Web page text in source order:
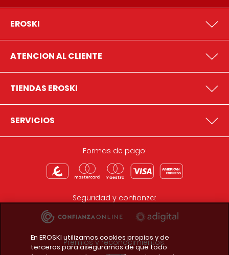
EROSKI
ATENCION AL CLIENTE
TIENDAS EROSKI
SERVICIOS
Formas de pago:
Seguridad y confianza:
Premios y reconocimientos:
En EROSKI utilizamos cookies propias y de
terceros para asegurarnos de que todo